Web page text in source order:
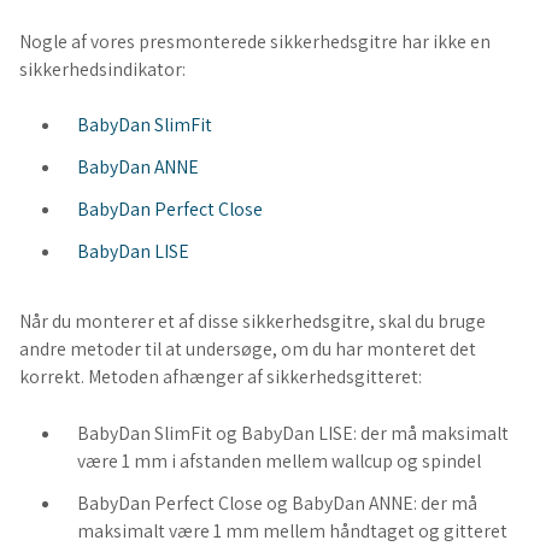
Nogle af vores presmonterede sikkerhedsgitre har ikke en
sikkerhedsindikator:
BabyDan SlimFit
BabyDan ANNE
BabyDan Perfect Close
BabyDan LISE
Når du monterer et af disse sikkerhedsgitre, skal du bruge
andre metoder til at undersøge, om du har monteret det
korrekt. Metoden afhænger af sikkerhedsgitteret:
BabyDan SlimFit og BabyDan LISE: der må maksimalt
være 1 mm i afstanden mellem wallcup og spindel
BabyDan Perfect Close og BabyDan ANNE: der må
maksimalt være 1 mm mellem håndtaget og gitteret